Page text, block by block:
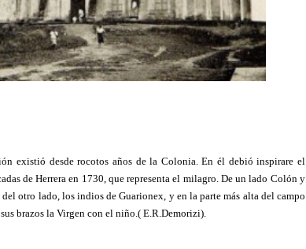
existió desde rocotos años de la Colonia. En él debió inspirare el
de Herrera en 1730, que representa el milagro. De un lado Colón y
del otro lado, los indios de Guarionex, y en la parte más alta del campo
brazos la Virgen con el niño.( E.R.Demorizi).